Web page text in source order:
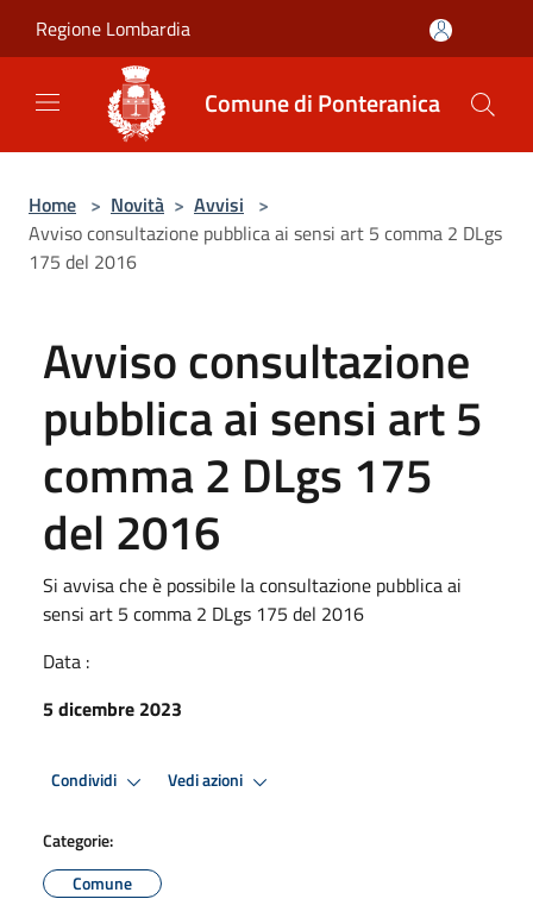
Regione Lombardia
Comune di Ponteranica
Home > Novità > Avvisi >
Avviso consultazione pubblica ai sensi art 5 comma 2 DLgs
175 del 2016
Avviso consultazione
pubblica ai sensi art 5
comma 2 DLgs 175
del 2016
Si avvisa che è possibile la consultazione pubblica ai
sensi art 5 comma 2 DLgs 175 del 2016
Data :
5 dicembre 2023
Condividi Vedi azioni
Categorie:
Comune